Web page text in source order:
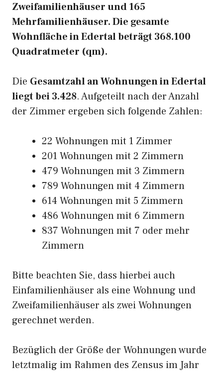
Zweifamilienhäuser und 165
Mehrfamilienhäuser. Die gesamte
Wohnfläche in Edertal beträgt 368.100
Quadratmeter (qm).
Die Gesamtzahl an Wohnungen in Edertal
liegt bei 3.428. Aufgeteilt nach der Anzahl
der Zimmer ergeben sich folgende Zahlen:
22 Wohnungen mit 1 Zimmer
201 Wohnungen mit 2 Zimmern
479 Wohnungen mit 3 Zimmern
789 Wohnungen mit 4 Zimmern
614 Wohnungen mit 5 Zimmern
486 Wohnungen mit 6 Zimmern
837 Wohnungen mit 7 oder mehr
Zimmern
Bitte beachten Sie, dass hierbei auch
Einfamilienhäuser als eine Wohnung und
Zweifamilienhäuser als zwei Wohnungen
gerechnet werden.
Bezüglich der Größe der Wohnungen wurde
letztmalig im Rahmen des Zensus im Jahr